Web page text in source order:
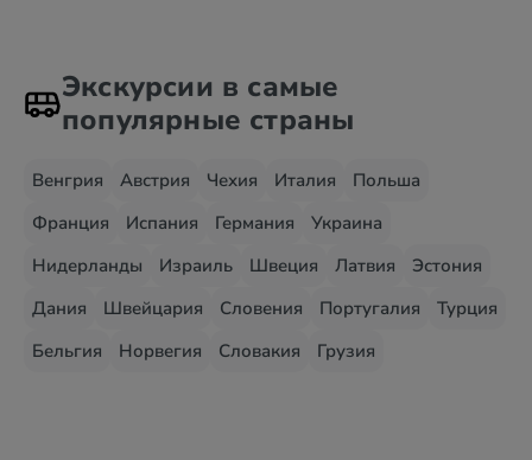
Экскурсии в самые
популярные страны
Венгрия Австрия Чехия Италия
Польша
Франция
Испания Германия
Украина
Нидерланды
Израиль Швеция Латвия
Эстония
Дания
Швейцария Словения Португалия
Турция
Бельгия
Норвегия Словакия Грузия